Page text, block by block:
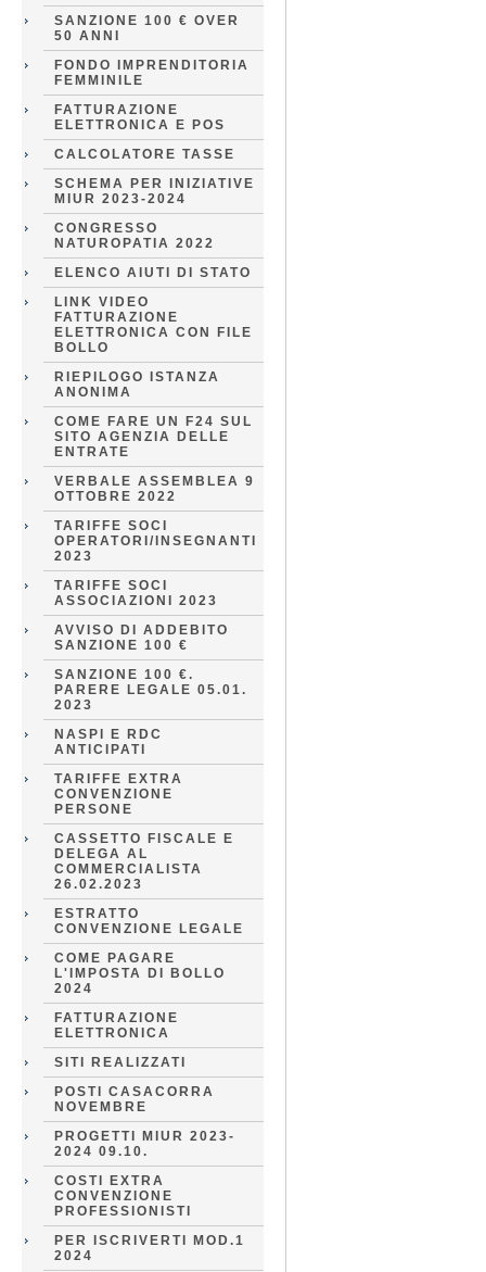
SANZIONE 100 € OVER
50 ANNI
FONDO IMPRENDITORIA
FEMMINILE
FATTURAZIONE
ELETTRONICA E POS
CALCOLATORE TASSE
SCHEMA PER INIZIATIVE
MIUR 2023-2024
CONGRESSO
NATUROPATIA 2022
ELENCO AIUTI DI STATO
LINK VIDEO
FATTURAZIONE
ELETTRONICA CON FILE
BOLLO
RIEPILOGO ISTANZA
ANONIMA
COME FARE UN F24 SUL
SITO AGENZIA DELLE
ENTRATE
VERBALE ASSEMBLEA 9
OTTOBRE 2022
TARIFFE SOCI
OPERATORI/INSEGNANTI
2023
TARIFFE SOCI
ASSOCIAZIONI 2023
AVVISO DI ADDEBITO
SANZIONE 100 €
SANZIONE 100 €.
PARERE LEGALE 05.01.
2023
NASPI E RDC
ANTICIPATI
TARIFFE EXTRA
CONVENZIONE
PERSONE
CASSETTO FISCALE E
DELEGA AL
COMMERCIALISTA
26.02.2023
ESTRATTO
CONVENZIONE LEGALE
COME PAGARE
L'IMPOSTA DI BOLLO
2024
FATTURAZIONE
ELETTRONICA
SITI REALIZZATI
POSTI CASACORRA
NOVEMBRE
PROGETTI MIUR 2023-
2024 09.10.
COSTI EXTRA
CONVENZIONE
PROFESSIONISTI
PER ISCRIVERTI MOD.1
2024